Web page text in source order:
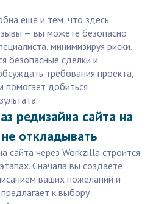
еще и тем, что здесь
— вы можете безопасно
минимизируя риски.
безопасные сделки и
требования проекта,
помогает добиться
редизайна сайта на
откладывать
сайта через Workzilla строится
Сначала вы создаёте
ваших пожеланий и
к выбору